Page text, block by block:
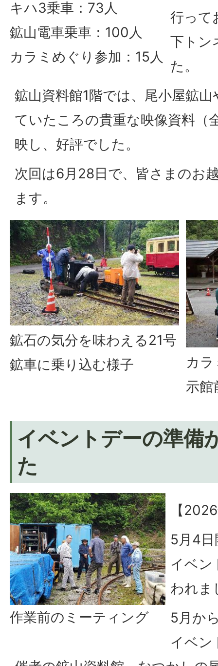
キハ3乗車：73人
鉱山電車乗車：100人
カラミめぐり参加：15人
行って
下トン
た。
鉱山資料館1階では、尾小屋鉱
ていたころの貴重な映像資料（
映し、好評でした。
次回は6月28日で、皆さまのお
ます。
鉱石の気分を味わえる21号
鉱車に乗り込む様子
カ
示館
イベントデーの準備
た
作業前のミーティング
【
5月4日
イベン
われま
5月か
イベン